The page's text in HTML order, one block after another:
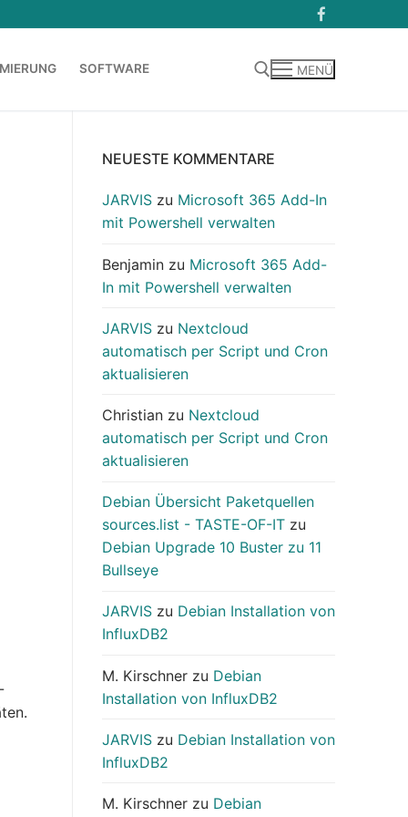
SOFTWARE MENÜ
NEUESTE KOMMENTARE
JARVIS zu Microsoft 365 Add-In
mit Powershell verwalten
Benjamin zu Microsoft 365 Add-
In mit Powershell verwalten
JARVIS zu Nextcloud
automatisch per Script und Cron
aktualisieren
Christian zu Nextcloud
automatisch per Script und Cron
aktualisieren
Debian Übersicht Paketquellen
sources.list - TASTE-OF-IT zu
Debian Upgrade 10 Buster zu 11
Bullseye
JARVIS zu Debian Installation von
InfluxDB2
M. Kirschner zu Debian
Installation von InfluxDB2
JARVIS zu Debian Installation von
InfluxDB2
M. Kirschner zu Debian